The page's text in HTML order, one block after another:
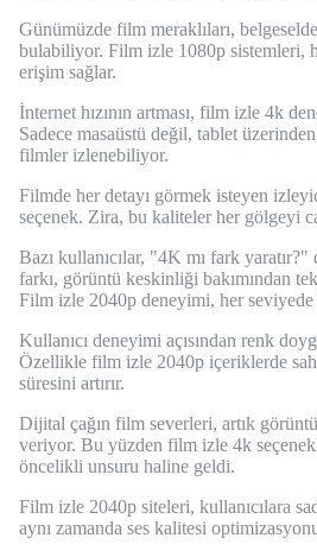
Günümüzde film meraklıları,
bulabiliyor. Film izle 1080p sistemleri,
erişim sağlar.
İnternet hızının artması, film izle 4k
Sadece masaüstü değil, tablet
filmler izlenebiliyor.
Filmde her detayı görmek isteyen
seçenek. Zira, bu kaliteler her gölgeyi
Bazı kullanıcılar, "4K mı fark
farkı, görüntü keskinliği bakımından
Film izle 2040p deneyimi, her
Kullanıcı deneyimi açısından renk
Özellikle film izle 2040p içeriklerde
süresini artırır.
Dijital çağın film severleri, artık
veriyor. Bu yüzden film izle 4k
öncelikli unsuru haline geldi.
Film izle 2040p siteleri, kullanıcılara
aynı zamanda ses kalitesi